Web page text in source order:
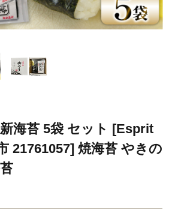
海苔 5袋 セット [Esprit
21761057] 焼海苔 やきの